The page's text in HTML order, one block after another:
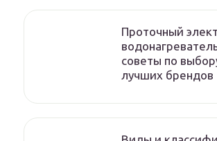
Проточный
советы по
лучших брендов